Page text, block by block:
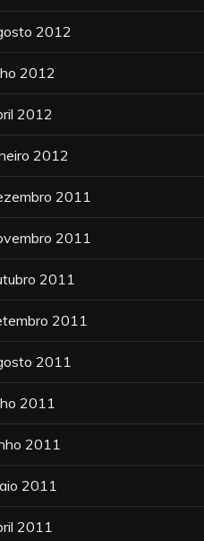
2012
2012
2012
2012
2011
2011
2011
2011
2011
2011
2011
2011
2011